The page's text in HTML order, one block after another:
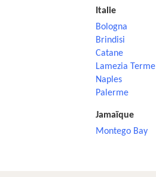
Italie
Bologna
Brindisi
Catane
Lamezia Terme
Naples
Palerme
Jamaïque
Montego Bay